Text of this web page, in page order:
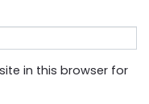
in this browser for